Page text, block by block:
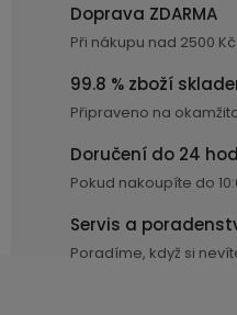
Doprava ZDARMA
Při nákupu nad 2500
99.8 % zboží
Připraveno na
Doručení do 24
Pokud nakoupíte do
Servis a
Poradíme, když si